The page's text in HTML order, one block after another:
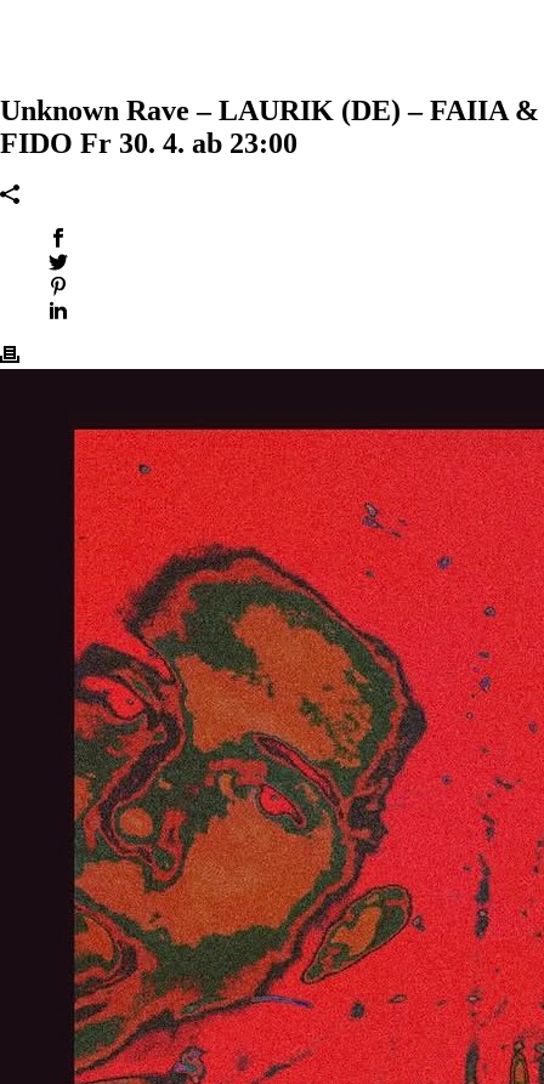
Unknown Rave – LAURIK (DE) – FAIIA &
FIDO Fr 30. 4. ab 23:00